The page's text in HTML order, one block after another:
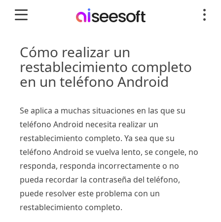
Cómo realizar un
restablecimiento completo
en un teléfono Android
Se aplica a muchas situaciones en las que su
teléfono Android necesita realizar un
restablecimiento completo. Ya sea que su
teléfono Android se vuelva lento, se congele, no
responda, responda incorrectamente o no
pueda recordar la contraseña del teléfono,
puede resolver este problema con un
restablecimiento completo.